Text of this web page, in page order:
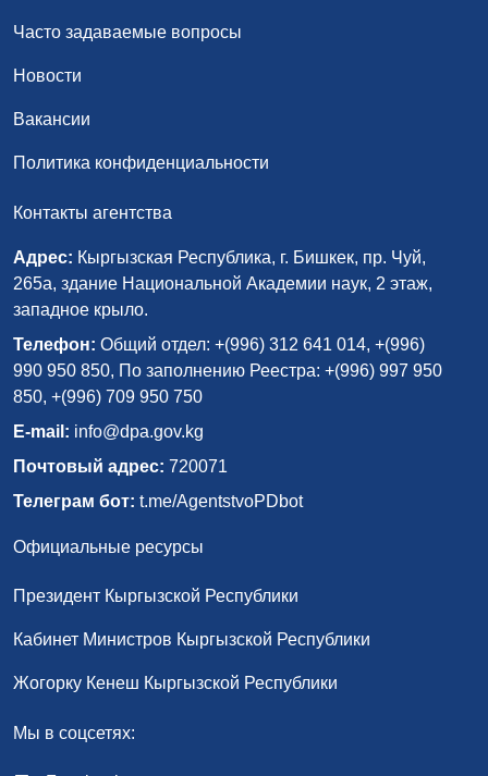
Часто задаваемые вопросы
Новости
Вакансии
Политика конфиденциальности
Контакты агентства
Адрес: Кыргызская Республика, г. Бишкек, пр. Чуй,
265а, здание Национальной Академии наук, 2 этаж,
западное крыло.
Телефон: Общий отдел: +(996) 312 641 014, +(996)
990 950 850, По заполнению Реестра: +(996) 997 950
850, +(996) 709 950 750
E-mail: info@dpa.gov.kg
Почтовый адрес: 720071
Телеграм бот: t.me/AgentstvoPDbot
Официальные ресурсы
Президент Кыргызской Республики
Кабинет Министров Кыргызской Республики
Жогорку Кенеш Кыргызской Республики
Мы в соцсетях: